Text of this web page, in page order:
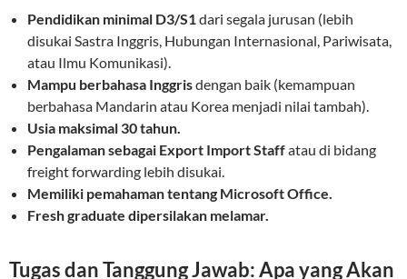
Pendidikan minimal D3/S1dari segala jurusan (lebih
disukai Sastra Inggris, Hubungan Internasional, Pariwisata,
atau Ilmu Komunikasi).
Mampu berbahasa Inggrisdengan baik (kemampuan
berbahasa Mandarin atau Korea menjadi nilai tambah).
Usia maksimal 30 tahun.
Pengalaman sebagai Export Import Staffatau di bidang
freight forwarding lebih disukai.
Memiliki pemahaman tentang Microsoft Office.
Fresh graduate dipersilakan melamar.
Tugas dan Tanggung Jawab: Apa yang Akan